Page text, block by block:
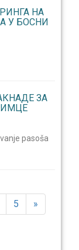
НА
У БОСНИ
ЗА
pasoša
5 »